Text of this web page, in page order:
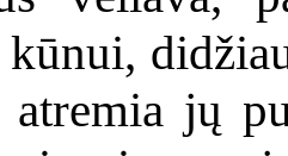
jų